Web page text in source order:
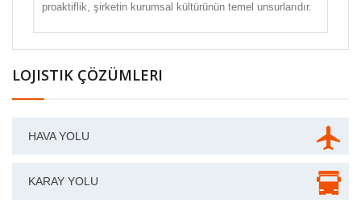
proaktiflik, şirketin kurumsal kültürünün temel unsurlarıdır.
LOJISTIK ÇÖZÜMLERI
HAVA YOLU
KARAY YOLU